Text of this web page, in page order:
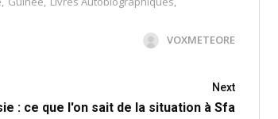
VOXMETEORE
Next
: ce que l'on sait de la situation à Sfa